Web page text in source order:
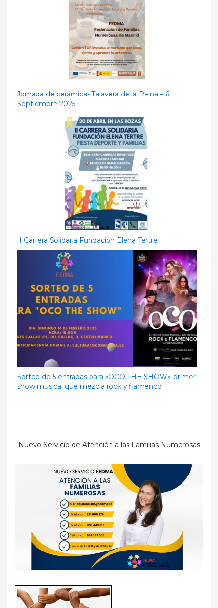
Jornada de cerámica- Talavera de la Reina – 6
Septiembre 2025
II Carrera Solidaria Fundación Elena Tertre
Sorteo de 5 entradas para «OCO THE SHOW»-primer
show musical que mezcla rock y flamenco
Nuevo Servicio de Atención a las Familias Numerosas